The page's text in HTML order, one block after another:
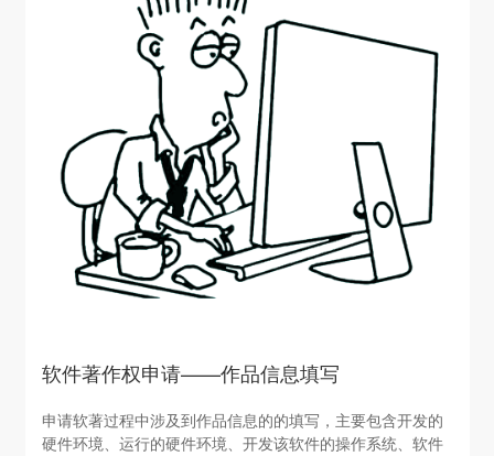
软件著作权申请——作品信息填写
申请软著过程中涉及到作品信息的的填写，主要包含开发的
硬件环境、运行的硬件环境、开发该软件的操作系统、软件